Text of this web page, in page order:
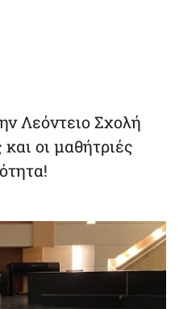
Λεόντειο Σχολή
οι μαθήτριές